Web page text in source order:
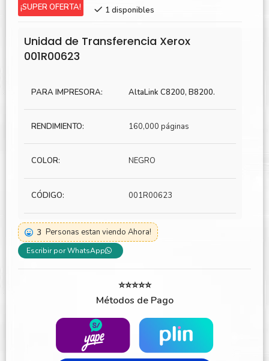
original
S/431.00.S/381.00.
¡SUPER OFERTA! 1 disponibles
Unidad de Transferencia Xerox
001R00623
PARA IMPRESORA: AltaLink C8200, B8200.
RENDIMIENTO: 160,000 páginas
COLOR: NEGRO
CÓDIGO: 001R00623
3 Personas estan viendo Ahora!
Escribir por WhatsApp
⭐⭐⭐⭐⭐
Métodos de Pago